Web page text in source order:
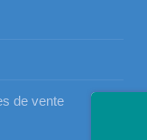
de vente